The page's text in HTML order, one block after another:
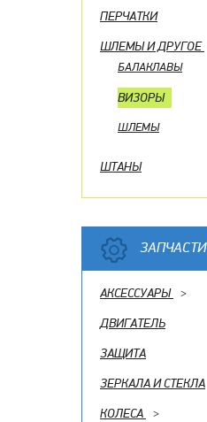
ПЕРЧАТКИ
ШЛЕМЫ И ДРУГОЕ
БАЛАКЛАВЫ
ВИЗОРЫ
ШЛЕМЫ
ШТАНЫ
ЗАПЧАСТИ
АКСЕССУАРЫ >
ДВИГАТЕЛЬ
ЗАЩИТА
ЗЕРКАЛА И СТЕКЛА
КОЛЕСА
>